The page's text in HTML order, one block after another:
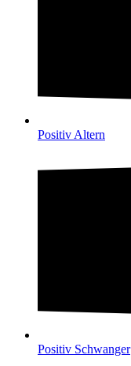
Positiv Altern
Positiv Schwanger